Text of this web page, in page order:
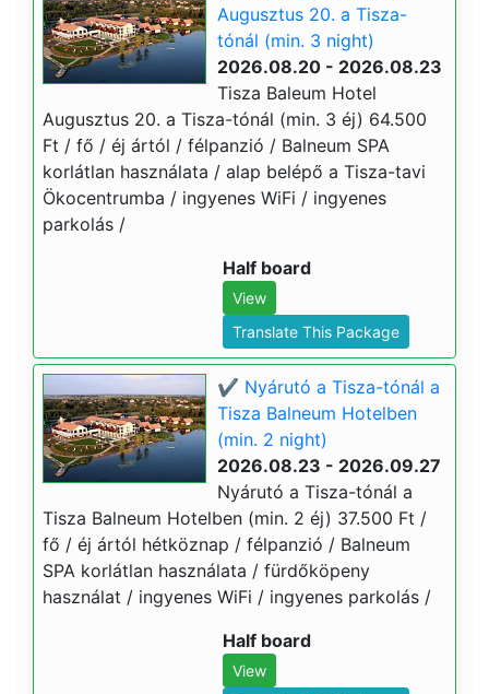
Augusztus 20. a Tisza-
tónál (min. 3 night)
2026.08.20 - 2026.08.23
Tisza Baleum Hotel
Augusztus 20. a Tisza-tónál (min. 3 éj) 64.500
Ft / fő / éj ártól / félpanzió / Balneum SPA
korlátlan használata / alap belépő a Tisza-tavi
Ökocentrumba / ingyenes WiFi / ingyenes
parkolás /
Half board
View
Translate This Package
✔️ Nyárutó a Tisza-tónál a
Tisza Balneum Hotelben
(min. 2 night)
2026.08.23 - 2026.09.27
Nyárutó a Tisza-tónál a
Tisza Balneum Hotelben (min. 2 éj) 37.500 Ft /
fő / éj ártól hétköznap / félpanzió / Balneum
SPA korlátlan használata / fürdőköpeny
használat / ingyenes WiFi / ingyenes parkolás /
Half board
View